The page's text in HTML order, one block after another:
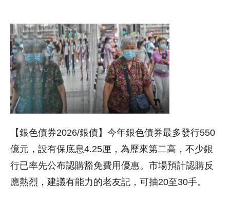
【銀色債券2026/銀債】今年銀色債券最多發行550
億元，設有保底息4.25厘，為歷來第二高，不少銀
行已率先公布認購豁免費用優惠。市場預計認購反
應熱烈，建議有能力的老友記，可抽20至30手。